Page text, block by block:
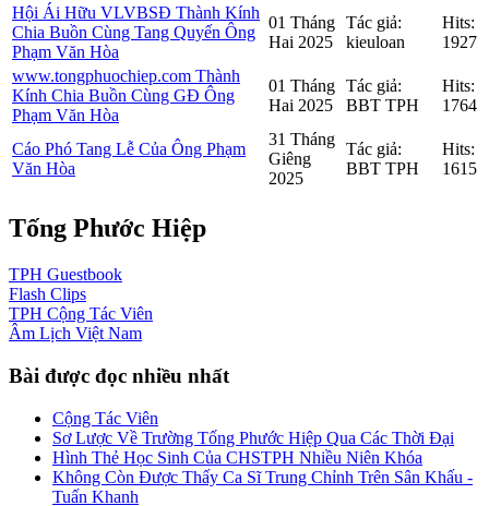
Hội Ái Hữu VLVBSĐ Thành Kính
Chia Buồn Cùng Tang Quyến Ông
Phạm Văn Hòa
01 Tháng
Hai 2025
Tác giả:
kieuloan
Hits:
1927
www.tongphuochiep.com Thành
Kính Chia Buồn Cùng GĐ Ông
Phạm Văn Hòa
01 Tháng
Hai 2025
Tác giả:
BBT TPH
Hits:
1764
Cáo Phó Tang Lễ Của Ông Phạm
Văn Hòa
31 Tháng
Giêng
2025
Tác giả:
BBT TPH
Hits:
1615
Tống Phước Hiệp
TPH Guestbook
Flash Clips
TPH Cộng Tác Viên
Âm Lịch Việt Nam
Bài được đọc nhiều nhất
Cộng Tác Viên
Sơ Lược Về Trường Tống Phước Hiệp Qua Các Thời Đại
Hình Thẻ Học Sinh Của CHSTPH Nhiều Niên Khóa
Không Còn Được Thấy Ca Sĩ Trung Chỉnh Trên Sân Khấu -
Tuấn Khanh